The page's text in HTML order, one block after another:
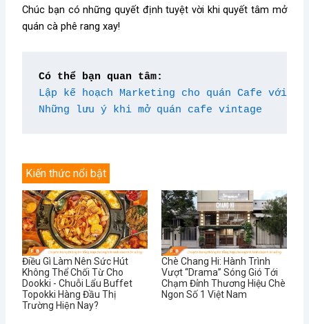
Chúc bạn có những quyết định tuyệt vời khi quyết tâm mở
quán cà phê rang xay!
Có thể bạn quan tâm:
Lập kế hoạch Marketing cho quán Cafe với 7
Những lưu ý khi mở quán cafe vintage
Kiến thức nổi bật
Điều Gì Làm Nên Sức Hút
Không Thể Chối Từ Cho
Dookki - Chuỗi Lẩu Buffet
Topokki Hàng Đầu Thị
Trường Hiện Nay?
Chè Chang Hi: Hành Trình
Vượt “Drama” Sóng Gió Tới
Chạm Đỉnh Thương Hiệu Chè
Ngon Số 1 Việt Nam